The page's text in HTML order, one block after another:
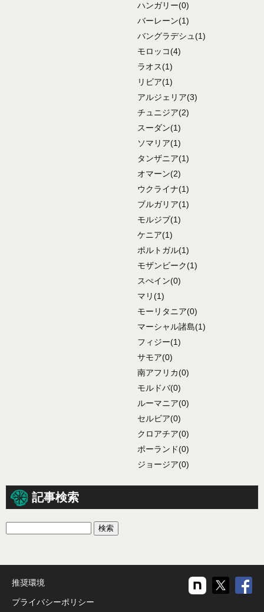
ハンガリー(0)
バーレーン(1)
バングラデシュ(1)
モロッコ(4)
ラオス(1)
リビア(1)
アルジェリア(3)
チュニジア(2)
スーダン(1)
ソマリア(1)
タンザニア(1)
オマーン(2)
ウクライナ(1)
ブルガリア(1)
モルジブ(1)
ケニア(1)
ポルトガル(1)
モザンビーク(1)
スぺイン(0)
マリ(1)
モーリタニア(0)
マーシャル諸島(1)
フィジー(1)
サモア(0)
南アフリカ(0)
モルドバ(0)
ルーマニア(0)
セルビア(0)
クロアチア(0)
ポーランド(0)
ジョージア(0)
記事検索
推奨環境
プライバシーポリシー